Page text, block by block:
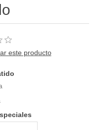
este producto